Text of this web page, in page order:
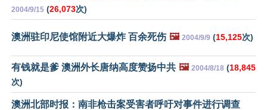
2004/9/15 (26,073次)
澳洲驻印尼使馆附近大爆炸 百余死伤 🖼️ 2004/9/9 (15,125次)
有钱就是爹 澳洲外长唐纳高度赞扬中共 🖼️ 2004/8/18 (18,845
次)
澳洲北部时报：南非枪击案受害者呼吁对事件进行调查